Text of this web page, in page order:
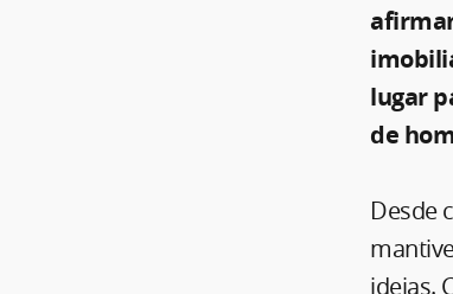
lugar
de
Desde
ideias.